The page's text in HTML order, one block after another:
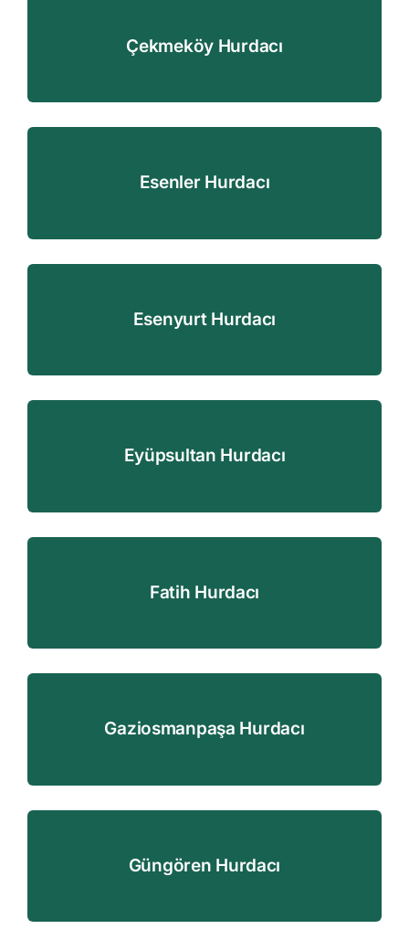
Çekmeköy Hurdacı
Esenler Hurdacı
Esenyurt Hurdacı
Eyüpsultan Hurdacı
Fatih Hurdacı
Gaziosmanpaşa Hurdacı
Güngören Hurdacı